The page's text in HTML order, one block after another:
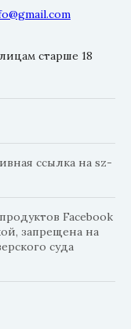
старше 18
ссылка на sz-
Facebook
запрещена на
суда